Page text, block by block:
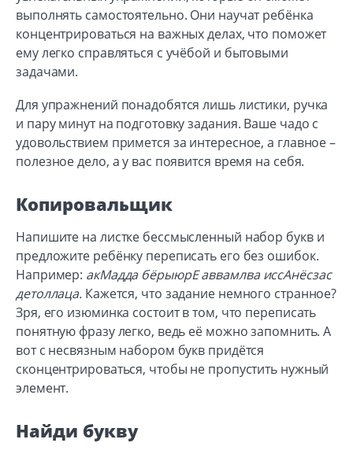
выполнять самостоятельно. Они научат ребёнка
концентрироваться на важных делах, что поможет
ему легко справляться с учёбой и бытовыми
задачами.
Для упражнений понадобятся лишь листики, ручка
и пару минут на подготовку задания. Ваше чадо с
удовольствием примется за интересное, а главное –
полезное дело, а у вас появится время на себя.
Копировальщик
Напишите на листке бессмысленный набор букв и
предложите ребёнку переписать его без ошибок.
Например: акМадда бёрыюрЕ аввамлва иссАнёсзас
детоллаца. Кажется, что задание немного странное?
Зря, его изюминка состоит в том, что переписать
понятную фразу легко, ведь её можно запомнить. А
вот с несвязным набором букв придётся
сконцентрироваться, чтобы не пропустить нужный
элемент.
Найди букву